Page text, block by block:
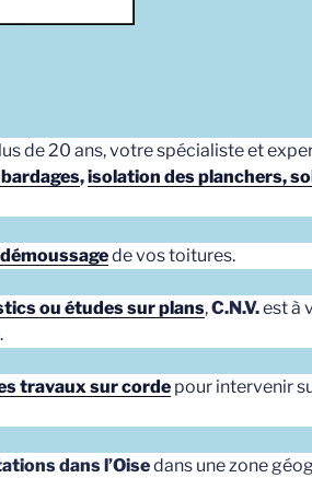
de 20 ans, votre spécialiste et
,isolation des planchers,
de vos toitures.
ou études sur plans,C.N.V.est à
travaux sur corde pour intervenir
dans l’Oisedans une zone